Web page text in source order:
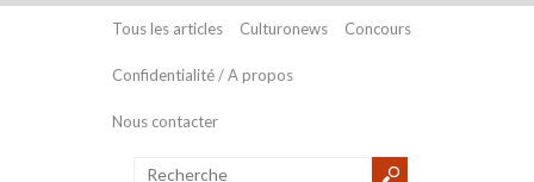
Tous les articles Culturonews Concours
Confidentialité / A propos
Nous contacter